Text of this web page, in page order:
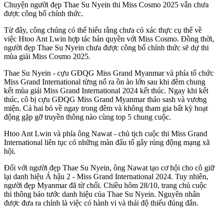
Chuyện người đẹp Thae Su Nyein thi Miss Cosmo 2025 vẫn chưa
được công bố chính thức.
Từ đây, công chúng có thể hiểu rằng chưa có xác thực cụ thể về
việc Htoo Ant Lwin hợp tác bản quyền với Miss Cosmo. Đồng thời,
người đẹp Thae Su Nyein chưa được công bố chính thức sẽ dự thi
mùa giải Miss Cosmo 2025.
Thae Su Nyein - cựu GĐQG Miss Grand Myanmar và phía tổ chức
Miss Grand International từng nổ ra ồn ào lớn sau khi đêm chung
kết mùa giải Miss Grand International 2024 kết thúc. Ngay khi kết
thúc, cô bị cựu GĐQG Miss Grand Myanmar tháo sash và vương
miện. Cả hai bỏ về ngay trong đêm và không tham gia bất kỳ hoạt
động gặp gỡ truyền thông nào cùng top 5 chung cuộc.
Htoo Ant Lwin và phía ông Nawat - chủ tịch cuộc thi Miss Grand
International liên tục có những màn đấu tố gây rúng động mạng xã
hội.
Đối với người đẹp Thae Su Nyein, ông Nawat tạo cơ hội cho cô giữ
lại danh hiệu Á hậu 2 - Miss Grand International 2024. Tuy nhiên,
người đẹp Myanmar đã từ chối. Chiều hôm 28/10, trang chủ cuộc
thi thông báo tước danh hiệu của Thae Su Nyein. Nguyên nhân
được đưa ra chính là việc có hành vi và thái độ thiếu đúng đắn.